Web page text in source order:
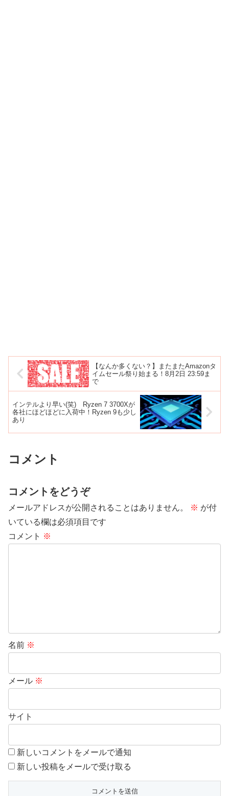
【なんか多くない？】またまたAmazonタ
イムセール祭り始まる！8月2日 23:59ま
で
インテルより早い(笑) Ryzen 7 3700Xが
各社にほどほどに入荷中！Ryzen 9も少し
あり
コメント
コメントをどうぞ
メールアドレスが公開されることはありません。 ※ が付
いている欄は必須項目です
コメント ※
名前 ※
メール ※
サイト
新しいコメントをメールで通知
新しい投稿をメールで受け取る